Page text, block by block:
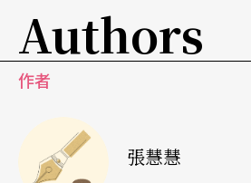
摩托計程車》是低成本實驗，但
了這個作品才知道一個人也可
在資訊流沖刷的當代景觀社會中
Authors
作者
張慧慧